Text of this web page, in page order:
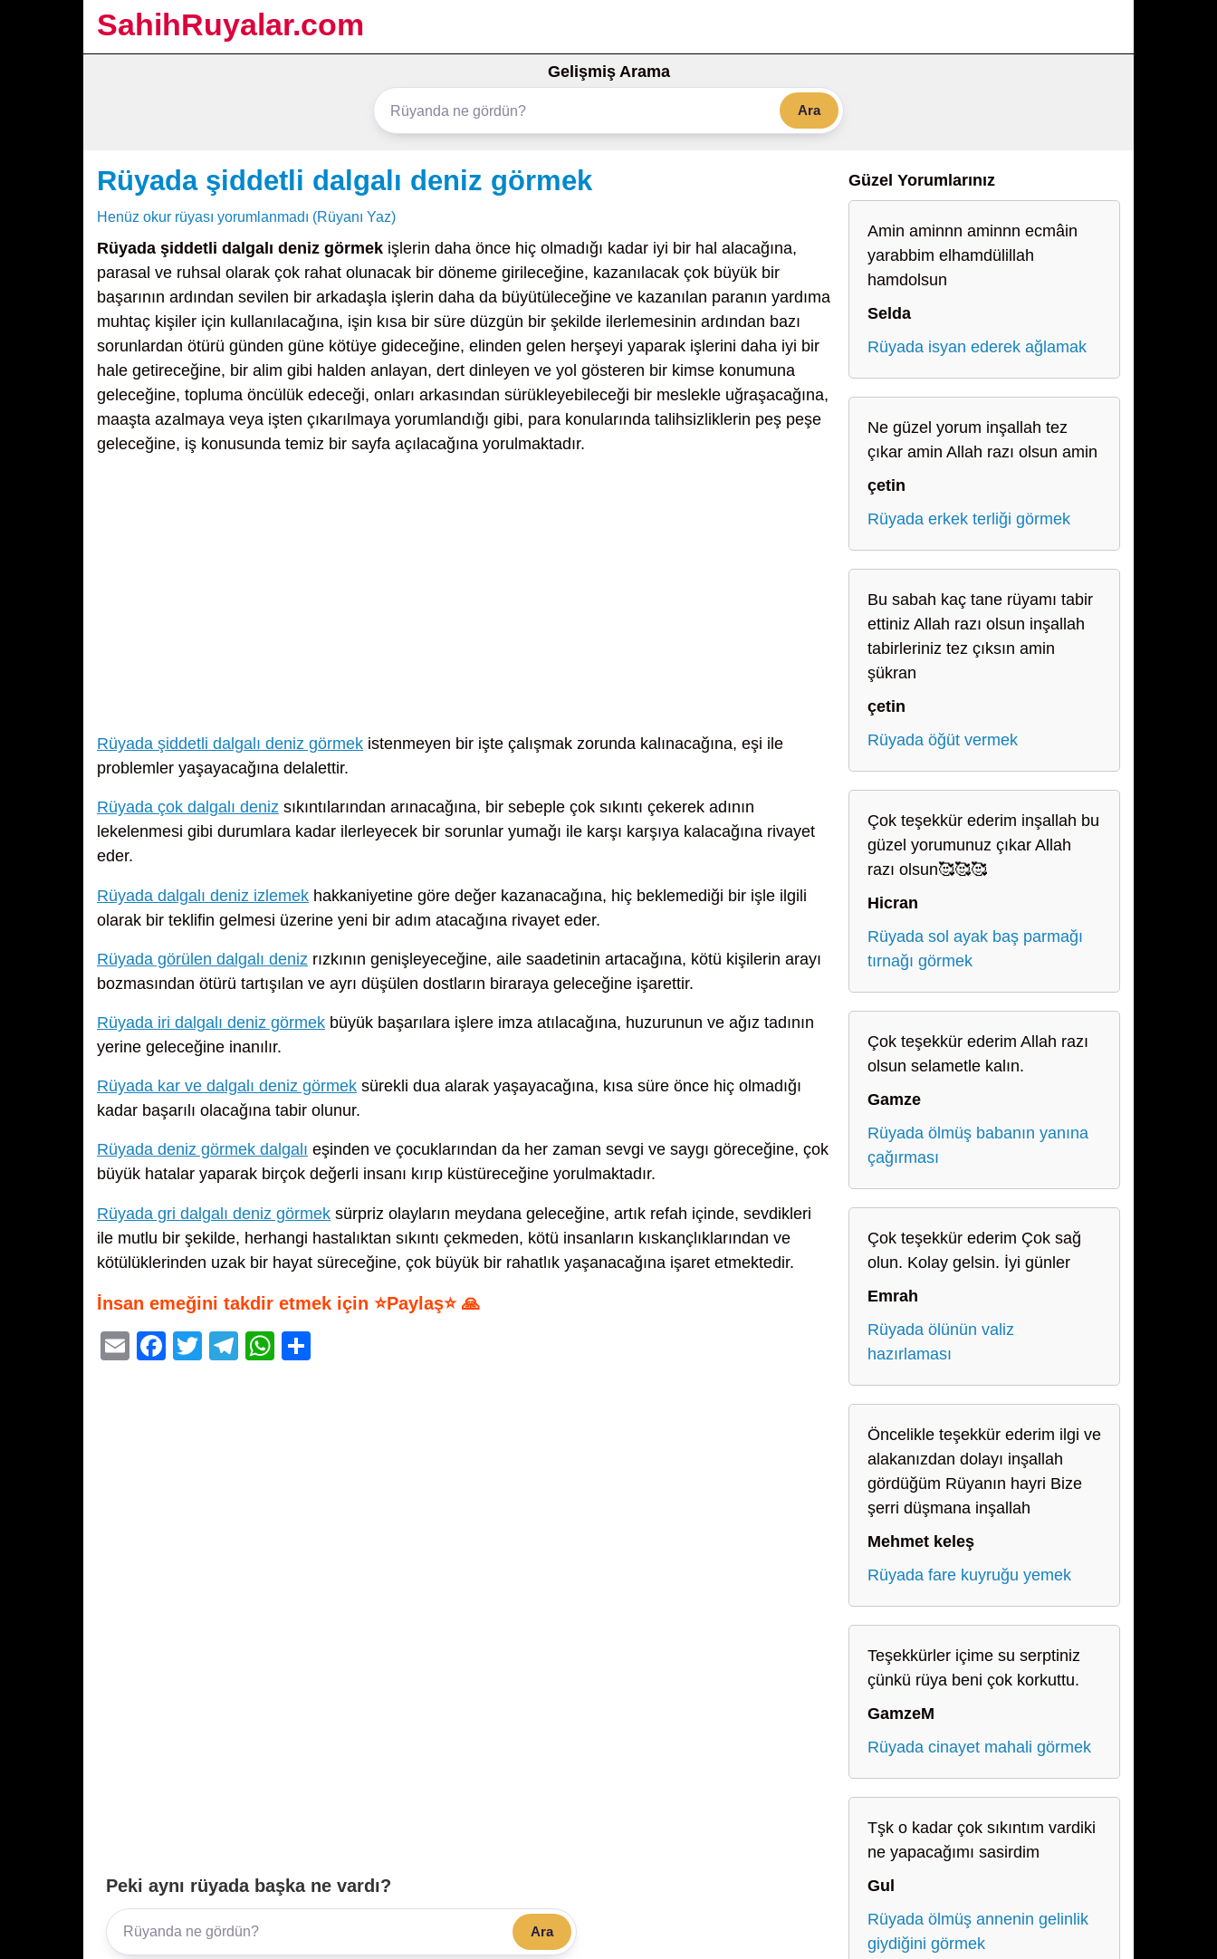
SahihRuyalar.com
Gelişmiş Arama
Ara
Rüyada şiddetli dalgalı deniz görmek
Henüz okur rüyası yorumlanmadı (Rüyanı Yaz)
Rüyada şiddetli dalgalı deniz görmek işlerin daha önce hiç olmadığı kadar iyi bir hal alacağına,
parasal ve ruhsal olarak çok rahat olunacak bir döneme girileceğine, kazanılacak çok büyük bir
başarının ardından sevilen bir arkadaşla işlerin daha da büyütüleceğine ve kazanılan paranın yardıma
muhtaç kişiler için kullanılacağına, işin kısa bir süre düzgün bir şekilde ilerlemesinin ardından bazı
sorunlardan ötürü günden güne kötüye gideceğine, elinden gelen herşeyi yaparak işlerini daha iyi bir
hale getireceğine, bir alim gibi halden anlayan, dert dinleyen ve yol gösteren bir kimse konumuna
geleceğine, topluma öncülük edeceği, onları arkasından sürükleyebileceği bir meslekle uğraşacağına,
maaşta azalmaya veya işten çıkarılmaya yorumlandığı gibi, para konularında talihsizliklerin peş peşe
geleceğine, iş konusunda temiz bir sayfa açılacağına yorulmaktadır.
Rüyada şiddetli dalgalı deniz görmek istenmeyen bir işte çalışmak zorunda kalınacağına, eşi ile
problemler yaşayacağına delalettir.
Rüyada çok dalgalı deniz sıkıntılarından arınacağına, bir sebeple çok sıkıntı çekerek adının
lekelenmesi gibi durumlara kadar ilerleyecek bir sorunlar yumağı ile karşı karşıya kalacağına rivayet
eder.
Rüyada dalgalı deniz izlemek hakkaniyetine göre değer kazanacağına, hiç beklemediği bir işle ilgili
olarak bir teklifin gelmesi üzerine yeni bir adım atacağına rivayet eder.
Rüyada görülen dalgalı deniz rızkının genişleyeceğine, aile saadetinin artacağına, kötü kişilerin arayı
bozmasından ötürü tartışılan ve ayrı düşülen dostların biraraya geleceğine işarettir.
Rüyada iri dalgalı deniz görmek büyük başarılara işlere imza atılacağına, huzurunun ve ağız tadının
yerine geleceğine inanılır.
Rüyada kar ve dalgalı deniz görmek sürekli dua alarak yaşayacağına, kısa süre önce hiç olmadığı
kadar başarılı olacağına tabir olunur.
Rüyada deniz görmek dalgalı eşinden ve çocuklarından da her zaman sevgi ve saygı göreceğine, çok
büyük hatalar yaparak birçok değerli insanı kırıp küstüreceğine yorulmaktadır.
Rüyada gri dalgalı deniz görmek sürpriz olayların meydana geleceğine, artık refah içinde, sevdikleri
ile mutlu bir şekilde, herhangi hastalıktan sıkıntı çekmeden, kötü insanların kıskançlıklarından ve
kötülüklerinden uzak bir hayat süreceğine, çok büyük bir rahatlık yaşanacağına işaret etmektedir.
İnsan emeğini takdir etmek için ⭐Paylaş⭐ 🙏
E
F
T
T
W
Peki aynı rüyada başka ne vardı?
Ara
Güzel Yorumlarınız
Amin aminnn aminnn ecmâin
yarabbim elhamdülillah
hamdolsun
Selda
Rüyada isyan ederek ağlamak
Ne güzel yorum inşallah tez
çıkar amin Allah razı olsun amin
çetin
Rüyada erkek terliği görmek
Bu sabah kaç tane rüyamı tabir
ettiniz Allah razı olsun inşallah
tabirleriniz tez çıksın amin
şükran
çetin
Rüyada öğüt vermek
Çok teşekkür ederim inşallah bu
güzel yorumunuz çıkar Allah
razı olsun🥰🥰🥰
Hicran
Rüyada sol ayak baş parmağı
tırnağı görmek
Çok teşekkür ederim Allah razı
olsun selametle kalın.
Gamze
Rüyada ölmüş babanın yanına
çağırması
Çok teşekkür ederim Çok sağ
olun. Kolay gelsin. İyi günler
Emrah
Rüyada ölünün valiz
hazırlaması
Öncelikle teşekkür ederim ilgi ve
alakanızdan dolayı inşallah
gördüğüm Rüyanın hayri Bize
şerri düşmana inşallah
Mehmet keleş
Rüyada fare kuyruğu yemek
Teşekkürler içime su serptiniz
çünkü rüya beni çok korkuttu.
GamzeM
Rüyada cinayet mahali görmek
Tşk o kadar çok sıkıntım vardiki
ne yapacağımı sasirdim
Gul
Rüyada ölmüş annenin gelinlik
giydiğini görmek